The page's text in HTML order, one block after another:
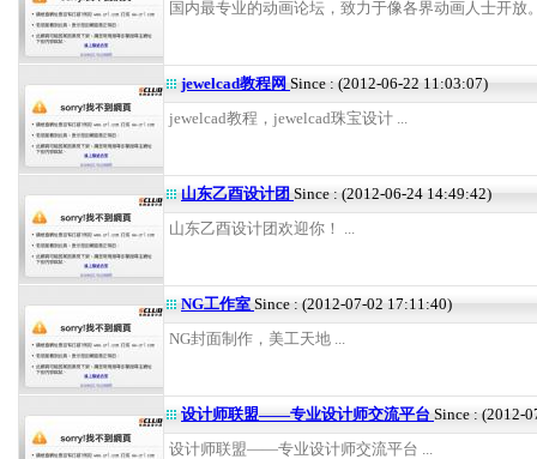
国内最专业的动画论坛，致力于像各界动画人士开放
jewelcad教程网 Since : (2012-06-22 11:03:07)
jewelcad教程，jewelcad珠宝设计 ...
山东乙酉设计团 Since : (2012-06-24 14:49:42)
山东乙酉设计团欢迎你！ ...
NG工作室 Since : (2012-07-02 17:11:40)
NG封面制作，美工天地 ...
设计师联盟——专业设计师交流平台 Since : (2012-
设计师联盟——专业设计师交流平台 ...